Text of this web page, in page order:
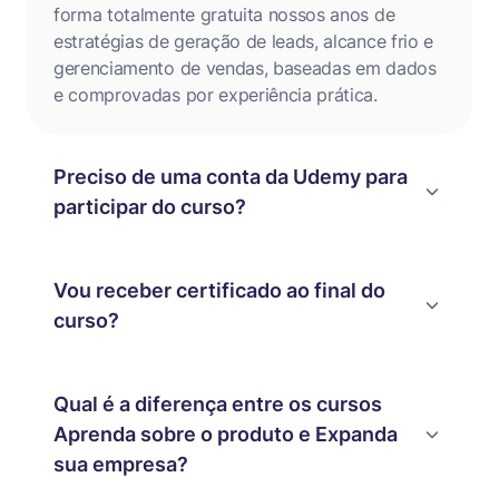
forma totalmente gratuita nossos anos de
estratégias de geração de leads, alcance frio e
gerenciamento de vendas, baseadas em dados
e comprovadas por experiência prática.
Preciso de uma conta da Udemy para
participar do curso?
Vou receber certificado ao final do
curso?
Qual é a diferença entre os cursos
Aprenda sobre o produto e Expanda
sua empresa?